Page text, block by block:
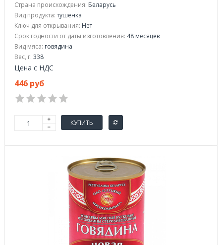
Страна происхождения: Беларусь
Вид продукта:тушенка
Ключ для открывания: Нет
Срок годности от даты изготовления: 48 месяцев
Вид мяса: говядина
Вес, г: 338
Цена с НДС
446 руб
КУПИТЬ